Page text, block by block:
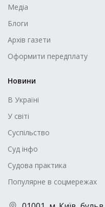
Медіа
Блоги
Архів газети
Оформити передплату
Новини
В Україні
У світі
Суспільство
Суд інфо
Судова практика
Популярне в соцмережах